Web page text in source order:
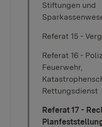
Stiftungen und
Referat 15 -
Referat 16 -
Feuerwehr,
Rettungsdienst
Referat 17 -